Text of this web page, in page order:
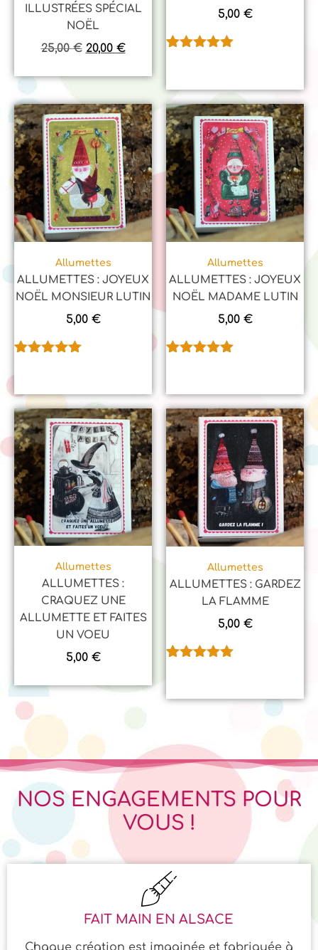
ILLUSTRÉES SPÉCIAL
NOËL
25,00€ 20,00 €
5,00 €
notation
client
Allumettes
ALLUMETTES : JOYEUX
NOËL MONSIEUR LUTIN
5,00 €
notation
client
Allumettes
ALLUMETTES : JOYEUX
NOËL MADAME LUTIN
5,00 €
notation
client
Allumettes
ALLUMETTES :
CRAQUEZ UNE
ALLUMETTE ET FAITES
UN VOEU
5,00 €
Allumettes
ALLUMETTES : GARDEZ
LA FLAMME
5,00 €
NOS ENGAGEMENTS POUR
VOUS !
FAIT MAIN EN ALSACE
Chaque création est imaginée et fabriquée à